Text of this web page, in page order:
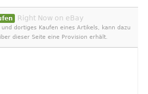
Right Now on eBay
und dortiges Kaufen eines Artikels, kann dazu
dieser Seite eine Provision erhält.